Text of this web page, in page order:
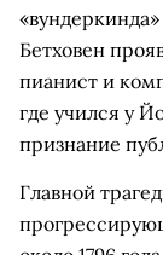
Бетховен
пианист и
где учился у
признание
Главной